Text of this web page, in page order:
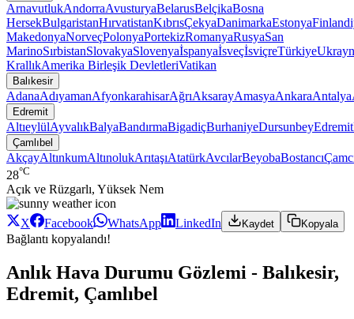
ArnavutlukAndorraAvusturyaBelarusBelçikaBosna
HersekBulgaristanHırvatistanKıbrısÇekyaDanimarkaEstonya
MakedonyaNorveçPolonyaPortekizRomanyaRusyaSan
MarinoSırbistanSlovakyaSlovenyaİspanyaİsveçİsviçreTürkiye
KrallıkAmerika Birleşik DevletleriVatikan
Balıkesir
AdanaAdıyamanAfyonkarahisarAğrıAksarayAmasyaAnkaraAntalya
Edremit
AltıeylülAyvalıkBalyaBandırmaBigadiçBurhaniyeDursunbeyEdremit
Çamlıbel
AkçayAltınkumAltınolukArıtaşıAtatürkAvcılarBeyobaBostancı
28°C
Açık ve Rüzgarlı, Yüksek Nem
X Facebook WhatsApp LinkedIn Kaydet Kopyala
Bağlantı kopyalandı!
Anlık Hava Durumu Gözlemi - Balıkesir,
Edremit, Çamlıbel